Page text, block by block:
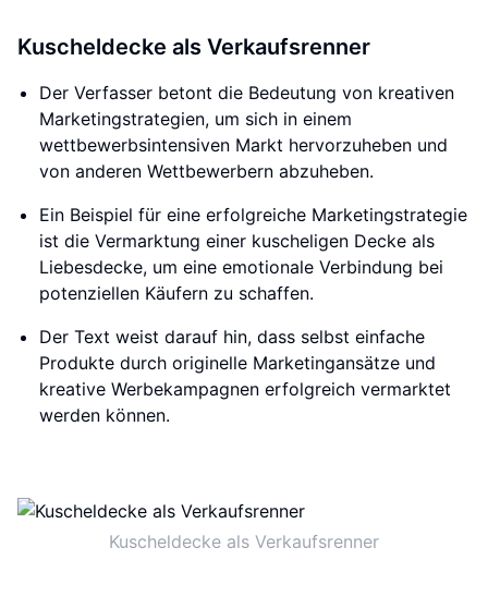
Kuscheldecke als Verkaufsrenner
Der Verfasser betont die Bedeutung von kreativen
Marketingstrategien, um sich in einem
wettbewerbsintensiven Markt hervorzuheben und
von anderen Wettbewerbern abzuheben.
Ein Beispiel für eine erfolgreiche Marketingstrategie
ist die Vermarktung einer kuscheligen Decke als
Liebesdecke, um eine emotionale Verbindung bei
potenziellen Käufern zu schaffen.
Der Text weist darauf hin, dass selbst einfache
Produkte durch originelle Marketingansätze und
kreative Werbekampagnen erfolgreich vermarktet
werden können.
Kuscheldecke als Verkaufsrenner